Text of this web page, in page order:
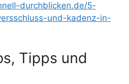
durchblicken.de/5-
und-kadenz-in-
Tipps und